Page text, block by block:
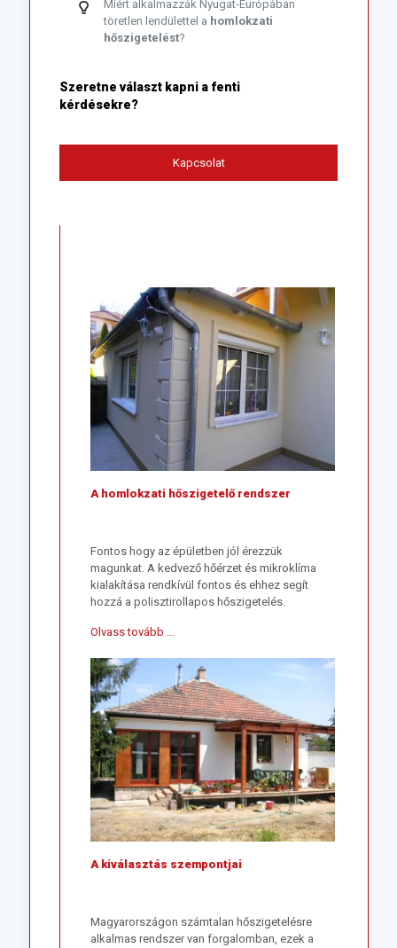
Miért alkalmazzák Nyugat-Európában
töretlen lendülettel a homlokzati
hőszigetelést?
Szeretne választ kapni a fenti
kérdésekre?
Kapcsolat
A homlokzati hőszigetelő rendszer
Fontos hogy az épületben jól érezzük
magunkat. A kedvező hőérzet és mikroklíma
kialakítása rendkívül fontos és ehhez segít
hozzá a polisztirollapos hőszigetelés.
Olvass tovább ...
A kiválasztás szempontjai
Magyarországon számtalan hőszigetelésre
alkalmas rendszer van forgalomban, ezek a